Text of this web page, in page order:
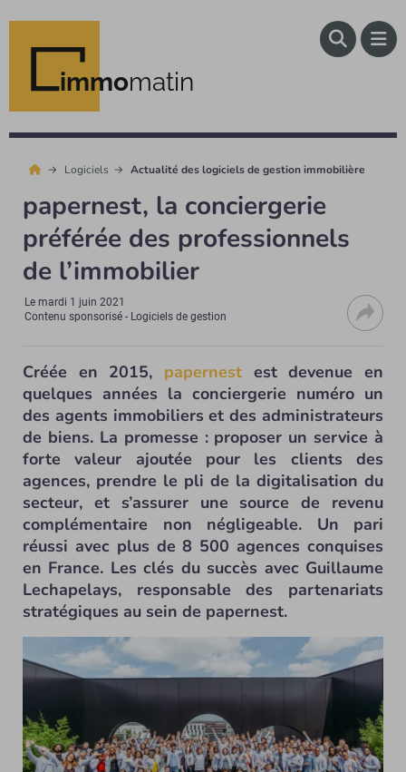
immomatin
Logiciels Actualité des logiciels de gestion immobilière
papernest, la conciergerie
préférée des professionnels
de l’immobilier
Lemardi 1 juin 2021
Contenu sponsorisé - Logiciels de gestion
Créée en 2015, papernest est devenue en
quelques années la conciergerie numéro un
des agents immobiliers et des administrateurs
de biens. La promesse : proposer un service à
forte valeur ajoutée pour les clients des
agences, prendre le pli de la digitalisation du
secteur, et s’assurer une source de revenu
complémentaire non négligeable. Un pari
réussi avec plus de 8 500 agences conquises
en France. Les clés du succès avec Guillaume
Lechapelays, responsable des partenariats
stratégiques au sein de papernest.